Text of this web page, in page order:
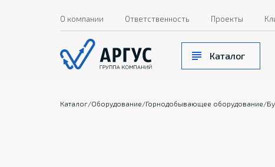
Каталог
О компании Ответственность Проекты
Каталог/Оборудование/Горнодобывающее оборудование/